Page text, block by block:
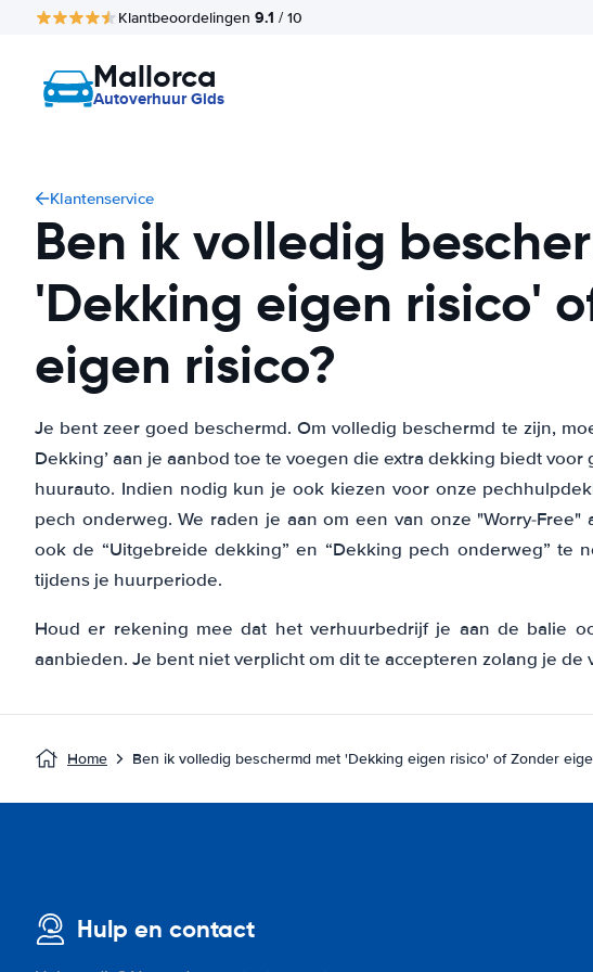
Klantbeoordelingen 9.1 / 10
Mallorca
Autoverhuur Gids
Klantenservice
Ben ik volledig
'Dekking eigen risico'
eigen risico?
Je bent zeer goed beschermd. Om volledig beschermd te zijn,
Dekking’ aan je aanbod toe te voegen die extra dekking biedt
huurauto. Indien nodig kun je ook kiezen voor onze
pech onderweg. We raden je aan om een van onze "Worry-
ook de “Uitgebreide dekking” en “Dekking pech onderweg” te
tijdens je huurperiode.
Houd er rekening mee dat het verhuurbedrijf je aan de balie
aanbieden. Je bent niet verplicht om dit te accepteren zolang je de
Home Ben ik volledig beschermd met 'Dekking eigen risico' of Zonder
Hulp en contact